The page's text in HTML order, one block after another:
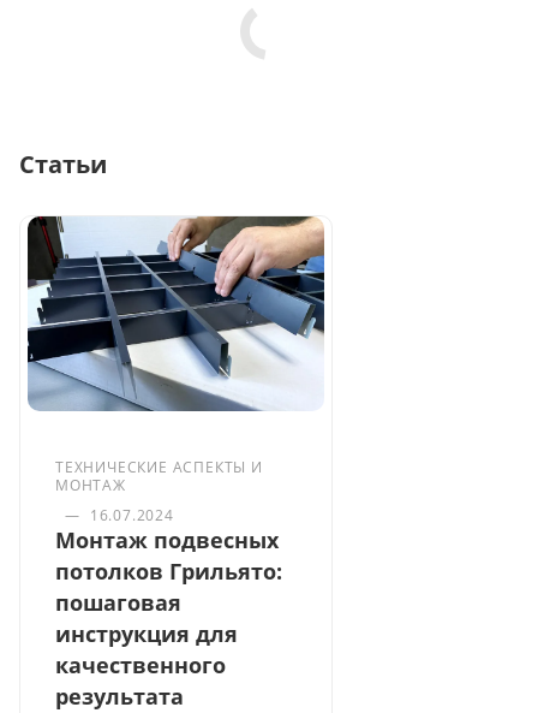
Статьи
ТЕХНИЧЕСКИЕ АСПЕКТЫ И
МОНТАЖ
— 16.07.2024
Монтаж подвесных
потолков Грильято:
пошаговая
инструкция для
качественного
результата